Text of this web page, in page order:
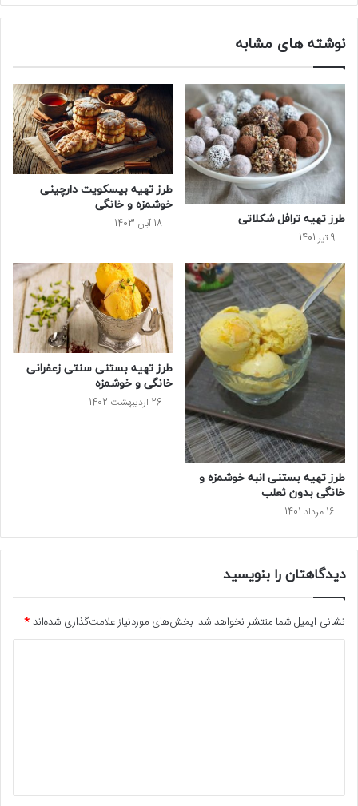
نوشته های مشابه
طرز تهیه ترافل شکلاتی
9 تیر 1401
طرز تهیه بیسکویت دارچینی
خوشمزه و خانگی
18 آبان 1403
طرز تهیه بستنی انبه خوشمزه و
خانگی بدون ثعلب
16 مرداد 1401
طرز تهیه بستنی سنتی زعفرانی
خانگی و خوشمزه
26 اردیبهشت 1402
دیدگاهتان را بنویسید
نشانی ایمیل شما منتشر نخواهد شد. بخش‌های موردنیاز علامت‌گذاری شده‌اند*
*